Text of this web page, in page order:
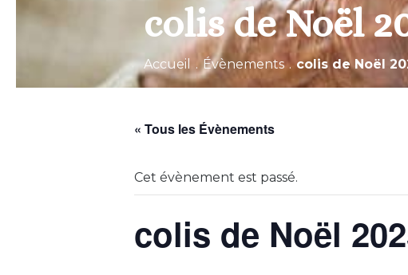
colis de Noël
Accueil . Évènements . colis de Noël
« Tous les Évènements
Cet évènement est passé.
colis de Noël